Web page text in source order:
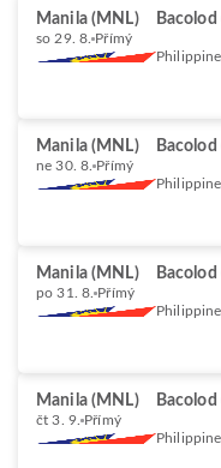
Manila (MNL) Bacolod
so 29. 8. Přímý
Manila (MNL) Bacolod
ne 30. 8. Přímý
Manila (MNL) Bacolod
po 31. 8. Přímý
Manila (MNL) Bacolod
čt 3. 9. Přímý